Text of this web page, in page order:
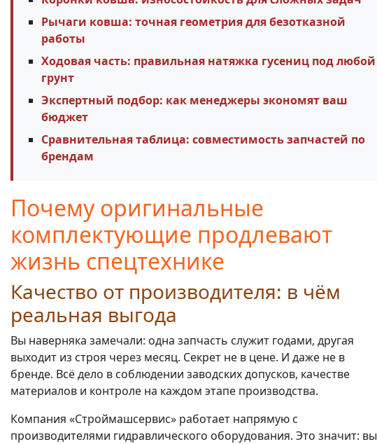
Рычаги ковша: точная геометрия для безотказной
работы
Ходовая часть: правильная натяжка гусениц под любой
грунт
Экспертный подбор: как менеджеры экономят ваш
бюджет
Сравнительная таблица: совместимость запчастей по
брендам
Почему оригинальные
комплектующие продлевают
жизнь спецтехнике
Качество от производителя: в чём
реальная выгода
Вы наверняка замечали: одна запчасть служит годами, другая
выходит из строя через месяц. Секрет не в цене. И даже не в
бренде. Всё дело в соблюдении заводских допусков, качестве
материалов и контроле на каждом этапе производства.
Компания «Строймашсервис» работает напрямую с
производителями гидравлического оборудования. Это значит: вы